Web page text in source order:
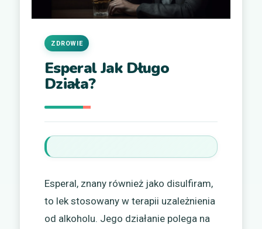
Esperal Jak Długo
Działa?
ZDROWIE
Esperal, znany również jako disulfiram,
to lek stosowany w terapii uzależnienia
od alkoholu. Jego działanie polega na